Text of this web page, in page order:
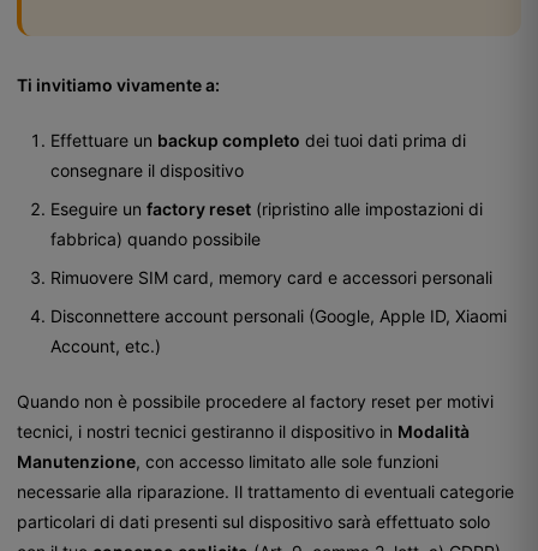
Ti invitiamo vivamente a:
Effettuare un backup completo dei tuoi dati prima di
consegnare il dispositivo
Eseguire un factory reset (ripristino alle impostazioni di
fabbrica) quando possibile
Rimuovere SIM card, memory card e accessori personali
Disconnettere account personali (Google, Apple ID, Xiaomi
Account, etc.)
Quando non è possibile procedere al factory reset per motivi
tecnici, i nostri tecnici gestiranno il dispositivo in Modalità
Manutenzione, con accesso limitato alle sole funzioni
necessarie alla riparazione. Il trattamento di eventuali categorie
particolari di dati presenti sul dispositivo sarà effettuato solo